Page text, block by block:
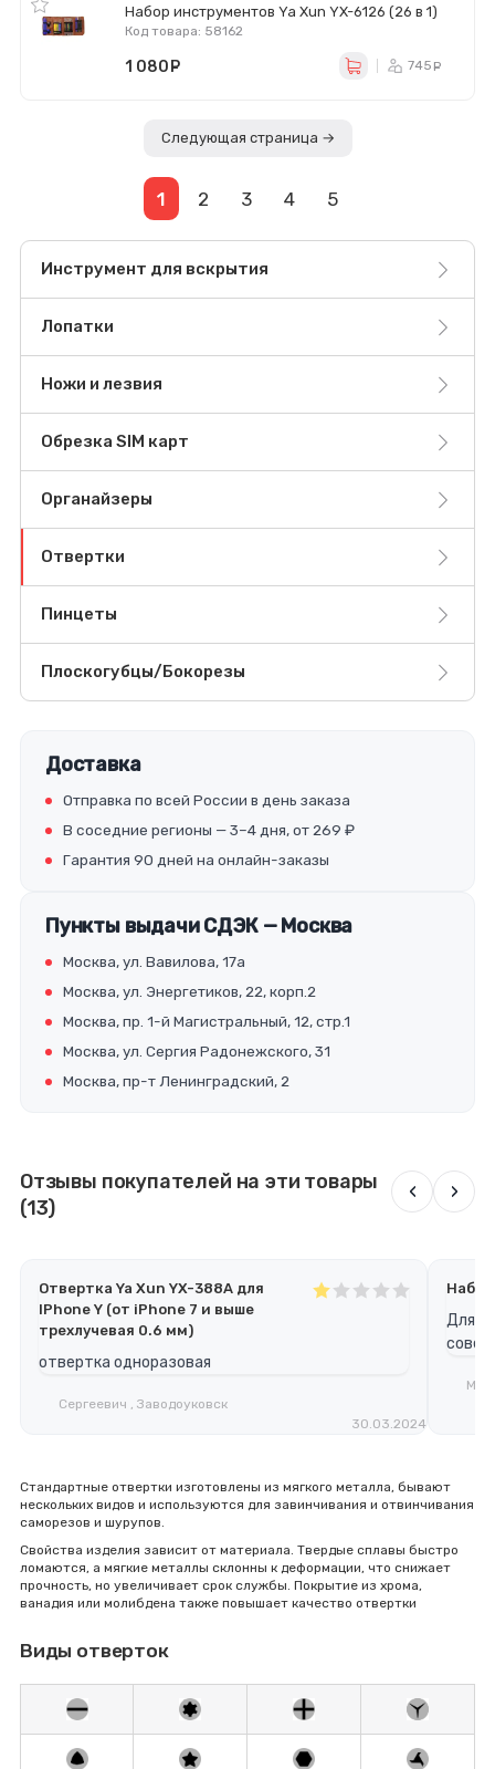
Набор инструментов Ya Xun YX-6126 (26 в 1)
Код товара: 58162
1 080 745
Следующая страница →
1 2 3 4 5
Инструмент для вскрытия
Лопатки
Ножи и лезвия
Обрезка SIM карт
Органайзеры
Отвертки
Пинцеты
Плоскогубцы/Бокорезы
Доставка
Отправка по всей России в день заказа
В соседние регионы — 3–4 дня, от 269 ₽
Гарантия 90 дней на онлайн-заказы
Пункты выдачи СДЭК — Москва
Москва, ул. Вавилова, 17а
Москва, ул. Энергетиков, 22, корп.2
Москва, пр. 1-й Магистральный, 12, стр.1
Москва, ул. Сергия Радонежского, 31
Москва, пр-т Ленинградский, 2
Отзывы покупателей на эти товары
(13)
‹ ›
Отвертка Ya Xun YX-388A для
IPhone Y (от iPhone 7 и выше
трехлучевая 0.6 мм)
отвертка одноразовая
Сергеевич , Заводоуковск
30.03.2024
Для
Стандартные отвертки изготовлены из мягкого металла, бывают
нескольких видов и используются для завинчивания и отвинчивания
саморезов и шурупов.
Свойства изделия зависит от материала. Твердые сплавы быстро
ломаются, а мягкие металлы склонны к деформации, что снижает
прочность, но увеличивает срок службы. Покрытие из хрома,
ванадия или молибдена также повышает качество отвертки
Виды отверток